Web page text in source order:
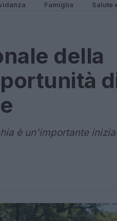
Famiglia Salute
della
è un'importante